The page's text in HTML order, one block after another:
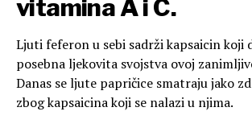
vitamina A i C.
Ljuti feferon u sebi sadrži kapsaicin koji
posebna ljekovita svojstva ovoj
Danas se ljute papričice smatraju jako
zbog kapsaicina koji se nalazi u njima.